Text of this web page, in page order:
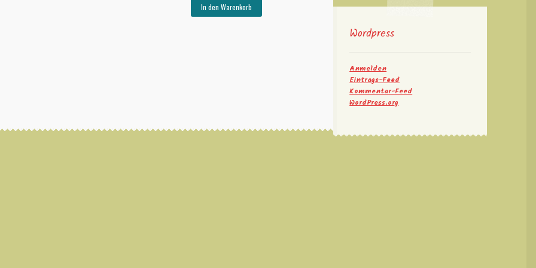
In den Warenkorb
Wordpress
Anmelden
Eintrags-Feed
Kommentar-Feed
WordPress.org